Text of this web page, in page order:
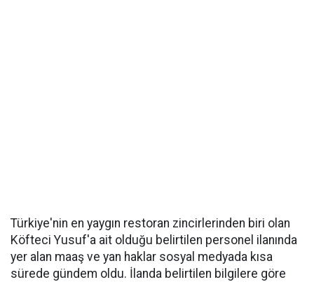
Türkiye'nin en yaygın restoran zincirlerinden biri olan
Köfteci Yusuf'a ait olduğu belirtilen personel ilanında
yer alan maaş ve yan haklar sosyal medyada kısa
sürede gündem oldu. İlanda belirtilen bilgilere göre